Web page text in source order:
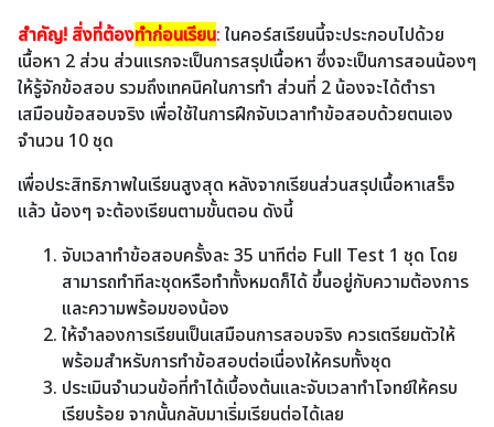
สำคัญ! สิ่งที่ต้องทำก่อนเรียน: ในคอร์สเรียนนี้จะประกอบไปด้วย
เนื้อหา 2 ส่วน ส่วนแรกจะเป็นการสรุปเนื้อหา ซึ่งจะเป็นการสอนน้องๆ
ให้รู้จักข้อสอบ รวมถึงเทคนิคในการทำ ส่วนที่ 2 น้องจะได้ตำรา
เสมือนข้อสอบจริง เพื่อใช้ในการฝึกจับเวลาทำข้อสอบด้วยตนเอง
จำนวน 10 ชุด
เพื่อประสิทธิภาพในเรียนสูงสุด หลังจากเรียนส่วนสรุปเนื้อหาเสร็จ
แล้ว น้องๆ จะต้องเรียนตามขั้นตอน ดังนี้
จับเวลาทำข้อสอบครั้งละ 35 นาทีต่อ Full Test 1 ชุด โดย
สามารถทำทีละชุดหรือทำทั้งหมดก็ได้ ขึ้นอยู่กับความต้องการ
และความพร้อมของน้อง
ให้จำลองการเรียนเป็นเสมือนการสอบจริง ควรเตรียมตัวให้
พร้อมสำหรับการทำข้อสอบต่อเนื่องให้ครบทั้งชุด
ประเมินจำนวนข้อที่ทำได้เบื้องต้นและจับเวลาทำโจทย์ให้ครบ
เรียบร้อย จากนั้นกลับมาเริ่มเรียนต่อได้เลย